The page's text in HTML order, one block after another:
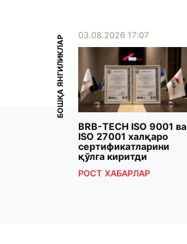
БОШҚА ЯНГИЛИКЛАР 03.08.2026 17:07
BRB-TECH ISO 9001 ва
ISO 27001 халқаро
сертификатларини
қўлга киритди
РОСТ ХАБАРЛАР